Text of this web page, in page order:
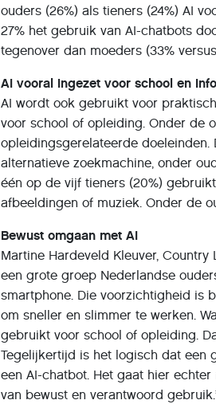
ouders (26%) als tieners (24%) AI
27% het gebruik van AI-chatbots
tegenover dan moeders (33%
AI vooral ingezet voor school en
AI wordt ook gebruikt voor
voor school of opleiding. Onder de
opleidingsgerelateerde
alternatieve zoekmachine, onder
één op de vijf tieners (20%)
afbeeldingen of muziek. Onder de
Bewust omgaan met AI
Martine Hardeveld Kleuver,
een grote groep Nederlandse
smartphone. Die voorzichtigheid is
om sneller en slimmer te werken.
gebruikt voor school of opleiding.
Tegelijkertijd is het logisch dat een
een AI-chatbot. Het gaat hier
van bewust en verantwoord